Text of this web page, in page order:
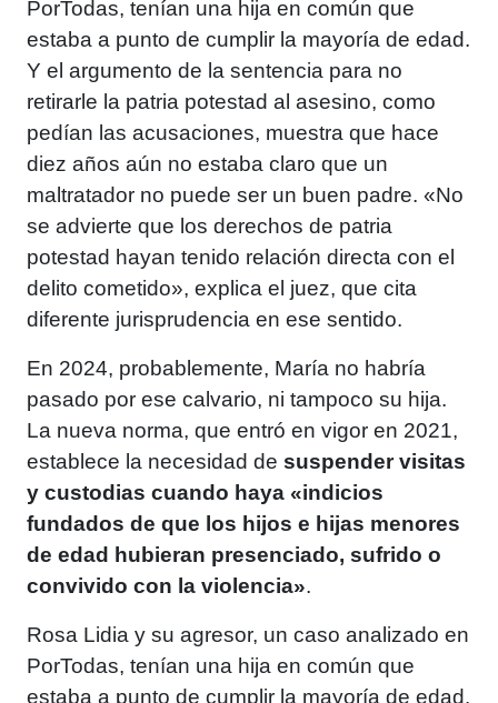
PorTodas, tenían una hija en común que
estaba a punto de cumplir la mayoría de edad.
Y el argumento de la sentencia para no
retirarle la patria potestad al asesino, como
pedían las acusaciones, muestra que hace
diez años aún no estaba claro que un
maltratador no puede ser un buen padre. «No
se advierte que los derechos de patria
potestad hayan tenido relación directa con el
delito cometido», explica el juez, que cita
diferente jurisprudencia en ese sentido.
En 2024, probablemente, María no habría
pasado por ese calvario, ni tampoco su hija.
La nueva norma, que entró en vigor en 2021,
establece la necesidad de suspender visitas
y custodias cuando haya «indicios
fundados de que los hijos e hijas menores
de edad hubieran presenciado, sufrido o
convivido con la violencia».
Rosa Lidia y su agresor, un caso analizado en
PorTodas, tenían una hija en común que
estaba a punto de cumplir la mayoría de edad.